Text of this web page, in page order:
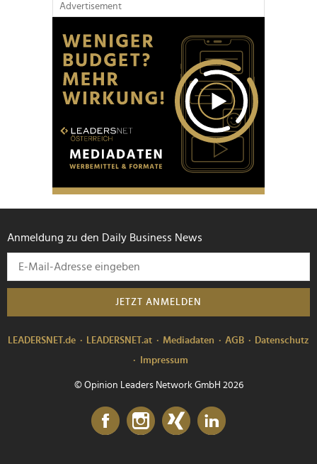
Advertisement
Anmeldung zu den Daily Business News
JETZT ANMELDEN
LEADERSNET.de LEADERSNET.at Mediadaten AGB
Datenschutz
Impressum
© Opinion Leaders Network GmbH 2026